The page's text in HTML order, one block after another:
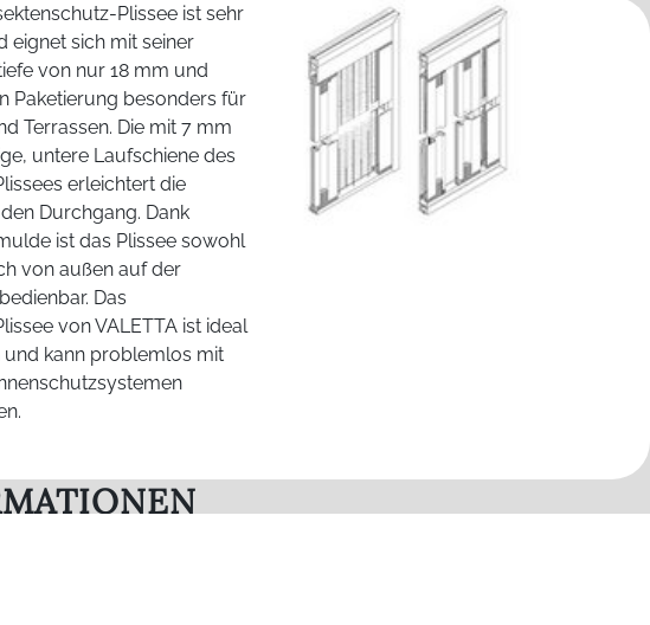
Plissee ist sehr
eignet sich mit seiner
von nur 18 mm und
Paketierung besonders für
Terrassen. Die mit 7 mm
untere Laufschiene des
erleichtert die
Durchgang. Dank
ist das Plissee sowohl
von außen auf der
Das
von VALETTA ist ideal
kann problemlos mit